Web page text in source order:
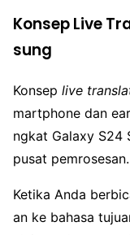
Konsep Live
sung
Konsep live
martphone dan
ngkat Galaxy S24
pusat pemrosesan.
Ketika Anda
an ke bahasa